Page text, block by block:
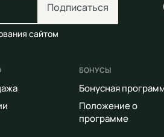
Подписаться
сайтом
БОНУСЫ
Бонусная
Положение о
программе